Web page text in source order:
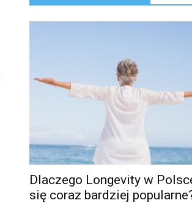
Dlaczego Longevity w
się coraz bardziej